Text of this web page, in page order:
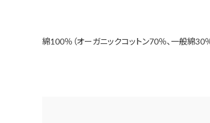
綿100％（オーガニックコットン70％、一般綿30％